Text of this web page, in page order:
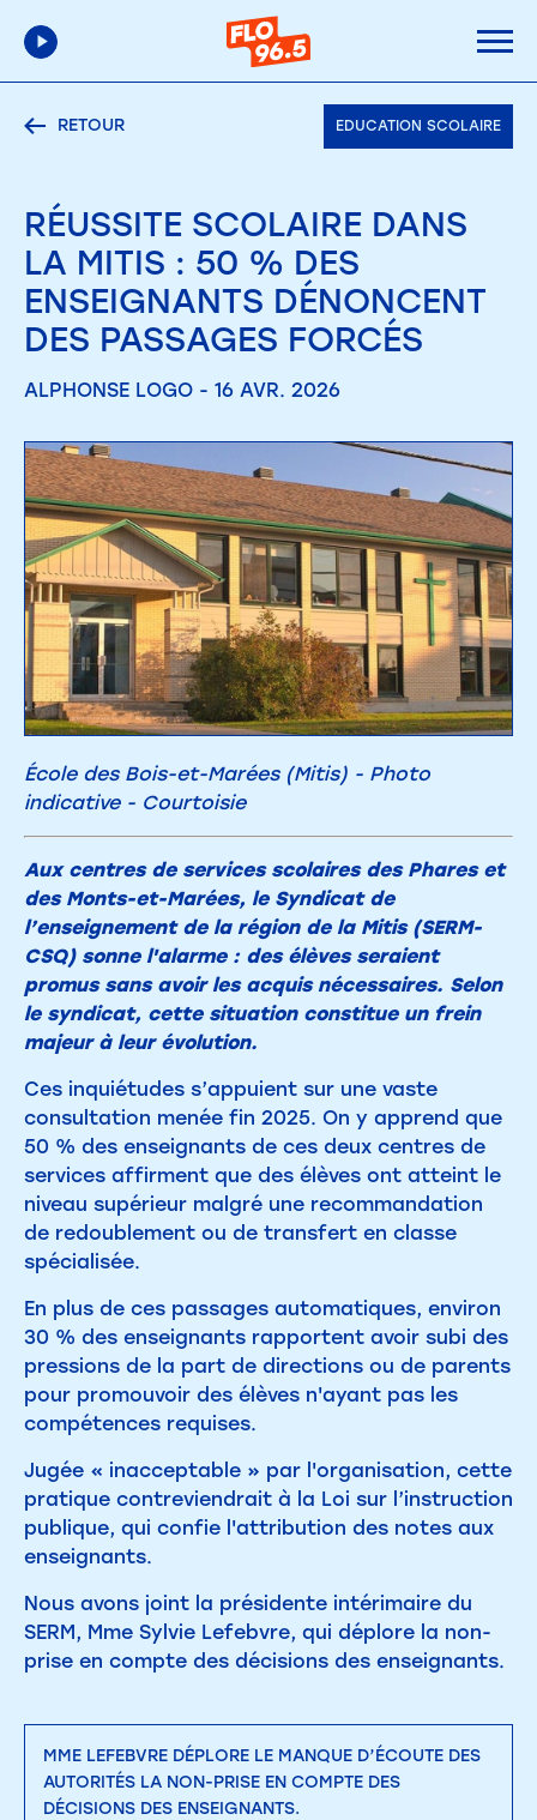
RETOUR EDUCATION SCOLAIRE
RÉUSSITE SCOLAIRE DANS
LA MITIS : 50 % DES
ENSEIGNANTS DÉNONCENT
DES PASSAGES FORCÉS
ALPHONSE LOGO - 16 AVR. 2026
École des Bois-et-Marées (Mitis) - Photo
indicative - Courtoisie
Aux centres de services scolaires des Phares et
des Monts-et-Marées, le Syndicat de
l’enseignement de la région de la Mitis (SERM-
CSQ) sonne l'alarme : des élèves seraient
promus sans avoir les acquis nécessaires. Selon
le syndicat, cette situation constitue un frein
majeur à leur évolution.
Ces inquiétudes s’appuient sur une vaste
consultation menée fin 2025. On y apprend que
50 % des enseignants de ces deux centres de
services affirment que des élèves ont atteint le
niveau supérieur malgré une recommandation
de redoublement ou de transfert en classe
spécialisée.
En plus de ces passages automatiques, environ
30 % des enseignants rapportent avoir subi des
pressions de la part de directions ou de parents
pour promouvoir des élèves n'ayant pas les
compétences requises.
Jugée « inacceptable » par l'organisation, cette
pratique contreviendrait à la Loi sur l’instruction
publique, qui confie l'attribution des notes aux
enseignants.
Nous avons joint la présidente intérimaire du
SERM, Mme Sylvie Lefebvre, qui déplore la non-
prise en compte des décisions des enseignants.
MME LEFEBVRE DÉPLORE LE MANQUE D’ÉCOUTE DES
AUTORITÉS LA NON-PRISE EN COMPTE DES
DÉCISIONS DES ENSEIGNANTS.